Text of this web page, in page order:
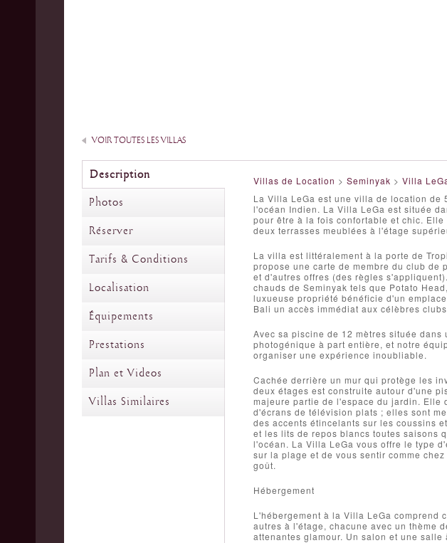
VOIR TOUTES LES VILLAS
Description
Photos
Réserver
Tarifs & Conditions
Localisation
Équipements
Prestations
Plan et Videos
Villas Similaires
Villas de Location > Seminyak > Villa
La Villa LeGa est une villa de location de
l'océan Indien. La Villa LeGa est située
pour être à la fois confortable et chic.
deux terrasses meublées à l'étage
La villa est littéralement à la porte de
propose une carte de membre du club
et d'autres offres (des règles
chauds de Seminyak tels que Potato
luxueuse propriété bénéficie d'un
Bali un accès immédiat aux célèbres
Avec sa piscine de 12 mètres située
photogénique à part entière, et notre
organiser une expérience inoubliable.
Cachée derrière un mur qui protège les
deux étages est construite autour d'une
majeure partie de l'espace du jardin. Elle
d'écrans de télévision plats ; elles sont
des accents étincelants sur les coussins
et les lits de repos blancs toutes saisons
l'océan. La Villa LeGa vous offre le type
sur la plage et de vous sentir comme
goût.
Hébergement
L'hébergement à la Villa LeGa comprend
autres à l'étage, chacune avec un thème
attenantes glamour. Un salon et une